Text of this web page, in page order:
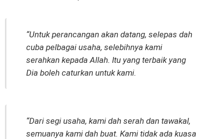
“Untuk perancangan akan datang, selepas dah
cuba pelbagai usaha, selebihnya kami
serahkan kepada Allah. Itu yang terbaik yang
Dia boleh caturkan untuk kami.
“Dari segi usaha, kami dah serah dan tawakal,
semuanya kami dah buat. Kami tidak ada kuasa